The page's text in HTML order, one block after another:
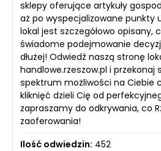
sklepy oferujące artykuły
aż po wyspecjalizowane punkty
lokal jest szczegółowo opisany,
świadome podejmowanie
dłużej! Odwiedź naszą stronę
handlowe.rzeszow.pl i przekonaj
spektrum możliwości na Ciebie
kliknięć dzieli Cię od
zapraszamy do odkrywania, co
zaoferowania!
Ilość odwiedzin: 452